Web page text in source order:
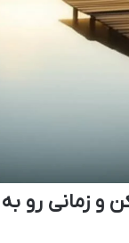
و زمانی رو